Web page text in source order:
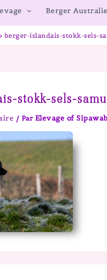
Berger
berger-islandais-stokk-sels-
stokk-sels-
/ Par Elevage of